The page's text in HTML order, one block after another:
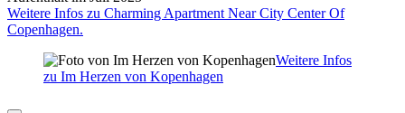
Weitere Infos zu Charming Apartment Near City Center Of
Copenhagen.
Weitere Infos
zu Im Herzen von Kopenhagen